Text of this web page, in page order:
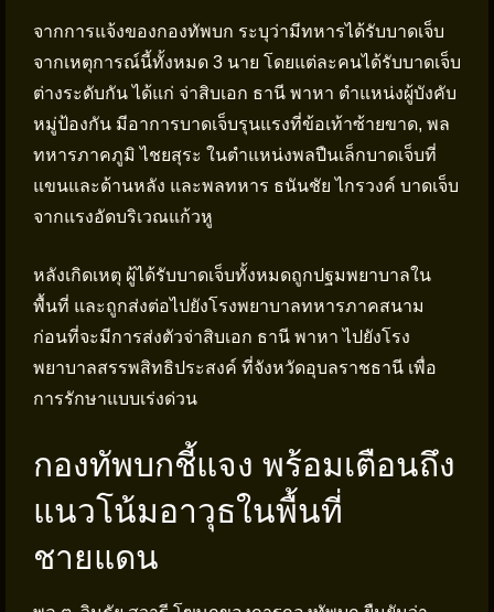
จากการแจ้งของกองทัพบก ระบุว่ามีทหารได้รับบาดเจ็บ
จากเหตุการณ์นี้ทั้งหมด 3 นาย โดยแต่ละคนได้รับบาดเจ็บ
ต่างระดับกัน ได้แก่ จ่าสิบเอก ธานี พาหา ตำแหน่งผู้บังคับ
หมู่ป้องกัน มีอาการบาดเจ็บรุนแรงที่ข้อเท้าซ้ายขาด, พล
ทหารภาคภูมิ ไชยสุระ ในตำแหน่งพลปืนเล็กบาดเจ็บที่
แขนและด้านหลัง และพลทหาร ธนันชัย ไกรวงค์ บาดเจ็บ
จากแรงอัดบริเวณแก้วหู
หลังเกิดเหตุ ผู้ได้รับบาดเจ็บทั้งหมดถูกปฐมพยาบาลใน
พื้นที่ และถูกส่งต่อไปยังโรงพยาบาลทหารภาคสนาม
ก่อนที่จะมีการส่งตัวจ่าสิบเอก ธานี พาหา ไปยังโรง
พยาบาลสรรพสิทธิประสงค์ ที่จังหวัดอุบลราชธานี เพื่อ
การรักษาแบบเร่งด่วน
กองทัพบกชี้แจง พร้อมเตือนถึง
แนวโน้มอาวุธในพื้นที่
ชายแดน